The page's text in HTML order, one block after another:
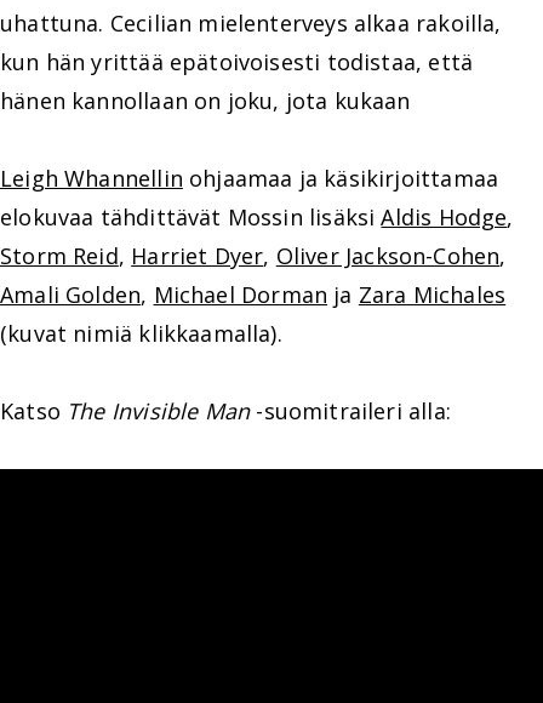
uhattuna. Cecilian mielenterveys alkaa rakoilla,
kun hän yrittää epätoivoisesti todistaa, että
hänen kannollaan on joku, jota kukaan
Leigh Whannellin ohjaamaa ja käsikirjoittamaa
elokuvaa tähdittävät Mossin lisäksiAldis Hodge,
Storm Reid, Harriet Dyer, Oliver Jackson-Cohen,
Amali Golden, Michael Dorman ja Zara Michales
(kuvat nimiä klikkaamalla).
Katso The Invisible Man-suomitraileri alla: